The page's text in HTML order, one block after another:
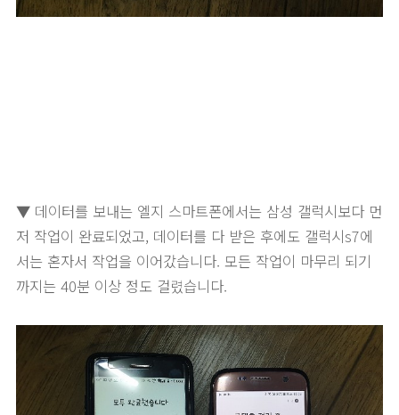
▼ 데이터를 보내는 엘지 스마트폰에서는 삼성 갤럭시보다 먼
저 작업이 완료되었고, 데이터를 다 받은 후에도 갤럭시s7에
서는 혼자서 작업을 이어갔습니다. 모든 작업이 마무리 되기
까지는 40분 이상 정도 걸렸습니다.